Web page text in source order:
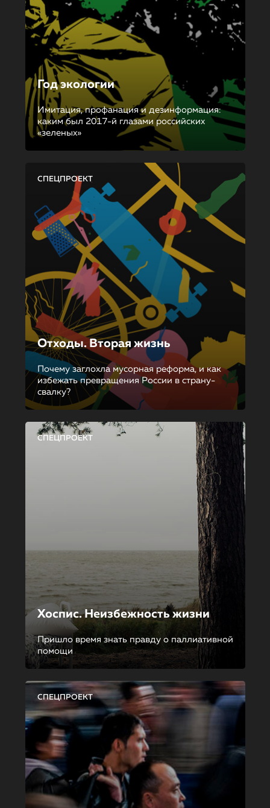
Год экологии
Имитация, профанация и дезинформация:
каким был 2017-й глазами российских
«зеленых»
СПЕЦПРОЕКТ
Отходы. Вторая жизнь
Почему заглохла мусорная реформа, и как
избежать превращения России в страну-
свалку?
СПЕЦПРОЕКТ
Хоспис. Неизбежность жизни
Пришло время знать правду о паллиативной
помощи
СПЕЦПРОЕКТ